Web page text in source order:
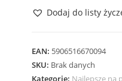
Star
75389
The
Dodaj do listy
EAN: 5906516670094
SKU: Brak danych
Kategorie: Najlepsze na